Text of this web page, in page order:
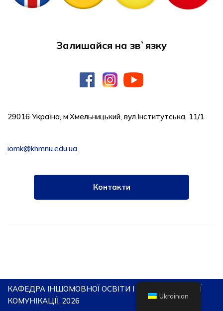
Залишайся на зв`язку
29016 Україна, м.Хмельницький, вул.Iнститутська, 11/1
iomk@khmnu.edu.ua
Контакти
КАФЕДРА ІНШОМОВНОЇ ОСВІТИ І МІЖКУЛЬТУРНОЇ
КОМУНІКАЦІЇ, 2026
Ukrainian